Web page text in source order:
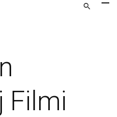
Filmi